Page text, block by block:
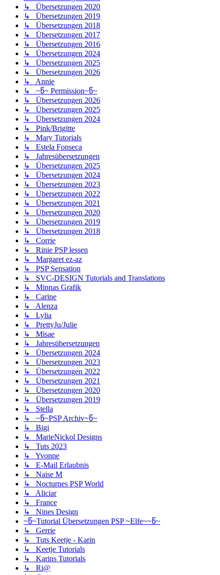
↳ Übersetzungen 2020
↳ Übersetzungen 2019
↳ Übersetzungen 2018
↳ Übersetzungen 2017
↳ Übersetzungen 2016
↳ Übersetzungen 2024
↳ Übersetzungen 2025
↳ Übersetzungen 2026
↳ Annie
↳ ~წ~ Permission~წ~
↳ Übersetzungen 2026
↳ Übersetzungen 2025
↳ Übersetzungen 2024
↳ Pink/Brigitte
↳ Mary Tutorials
↳ Estela Fonseca
↳ Jahresübersetzungen
↳ Übersetzungen 2025
↳ Übersetzungen 2024
↳ Übersetzungen 2023
↳ Übersetzungen 2022
↳ Übersetzungen 2021
↳ Übersetzungen 2020
↳ Übersetzungen 2019
↳ Übersetzungen 2018
↳ Corrie
↳ Rinie PSP lessen
↳ Margaret ez-az
↳ PSP Sensation
↳ SVC-DESIGN Tutorials and Translations
↳ Minnas Grafik
↳ Carine
↳ Alenza
↳ Lylia
↳ PrettyJu/Julie
↳ Misae
↳ Jahresübersetzungen
↳ Übersetzungen 2024
↳ Übersetzungen 2023
↳ Übersetzungen 2022
↳ Übersetzungen 2021
↳ Übersetzungen 2020
↳ Übersetzungen 2019
↳ Stella
↳ ~წ~PSP Archiv~წ~
↳ Bigi
↳ MarieNickol Designs
↳ Tuts 2023
↳ Yvonne
↳ E-Mail Erlaubnis
↳ Naise M
↳ Nocturnes PSP World
↳ Aliciar
↳ France
↳ Nines Design
~წ~Tutorial Übersetzungen PSP ~Elfe~~წ~
↳ Gerrie
↳ Tuts Keetje - Karin
↳ Keetje Tutorials
↳ Karins Tutorials
↳ Ri@